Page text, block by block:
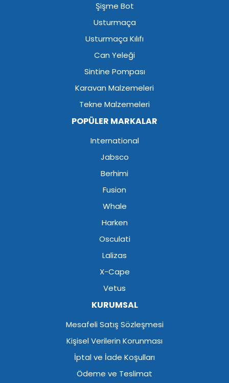
Şişme Bot
Usturmaça
Usturmaça Kılıfı
Can Yeleği
Sintine Pompası
Karavan Malzemeleri
Tekne Malzemeleri
POPÜLER MARKALAR
International
Jabsco
Berhimi
Fusion
Whale
Harken
Osculati
Lalizas
X-Cape
Vetus
KURUMSAL
Mesafeli Satış Sözleşmesi
Kişisel Verilerin Korunması
İptal ve İade Koşulları
Ödeme ve Teslimat